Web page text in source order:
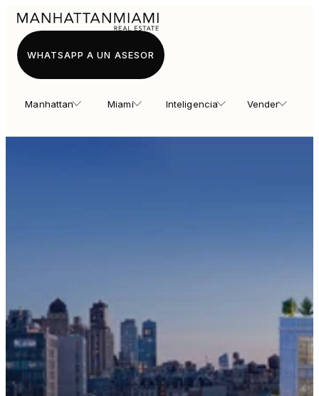
Manhattan Miami Inteligencia Vender
WHATSAPP A UN ASESOR